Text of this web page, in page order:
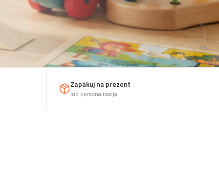
02
05
Zapakuj na prezent
lub personalizacja